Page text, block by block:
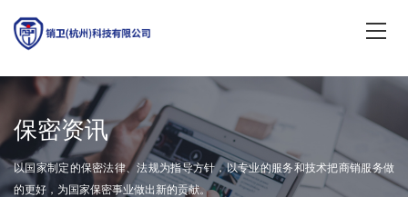
保密资讯
以国家制定的保密法律、法规为指导方针，以专业的服务和技术把商销服务做
的更好，为国家保密事业做出新的贡献。